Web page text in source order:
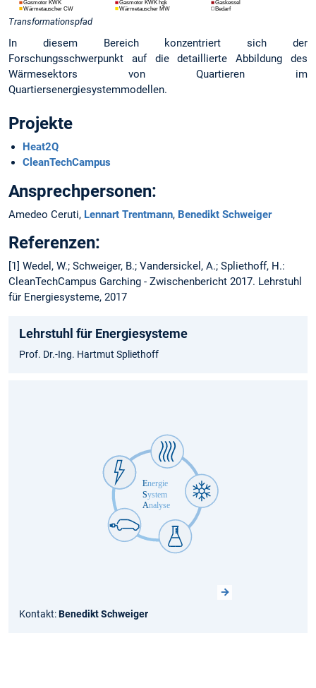
Transformationspfad
In diesem Bereich konzentriert sich der
Forschungsschwerpunkt auf die detaillierte Abbildung des
Wärmesektors von Quartieren im
Quartiersenergiesystemmodellen.
Projekte
Heat2Q
CleanTechCampus
Ansprechpersonen:
Amedeo Ceruti, Lennart Trentmann, Benedikt Schweiger
Referenzen:
[1] Wedel, W.; Schweiger, B.; Vandersickel, A.; Spliethoff, H.:
CleanTechCampus Garching - Zwischenbericht 2017. Lehrstuhl
für Energiesysteme, 2017
Lehrstuhl für Energiesysteme
Prof. Dr.-Ing. Hartmut Spliethoff
Kontakt:Benedikt Schweiger